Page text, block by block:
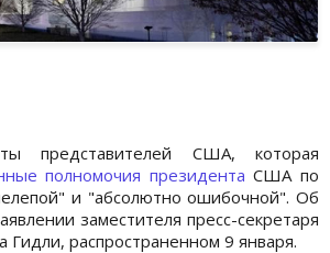
представителей США, которая
полномочия президента США по
и "абсолютно ошибочной". Об
заместителя пресс-секретаря
Гидли, распространенном 9 января.